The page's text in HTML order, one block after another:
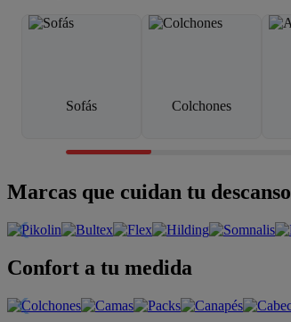
Sofás Colchones
Marcas que cuidan tu descanso
Confort a tu medida